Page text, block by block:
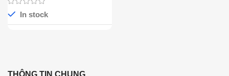
In stock
THÔNG TIN CHUNG